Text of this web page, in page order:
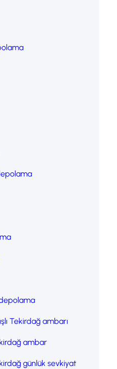
Tekirdağ ambarı
ambar
günlük sevkiyat